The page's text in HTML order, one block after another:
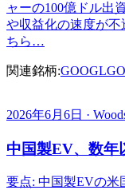
ャーの100億ドル出
や収益化の速度が
ちら…
関連銘柄:GOOGL
2026年6月6日 ·
中国製EV、数年
要点: 中国製EVの米